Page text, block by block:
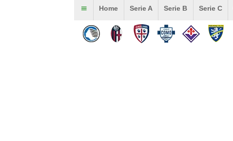
Home Serie A Serie B Serie C